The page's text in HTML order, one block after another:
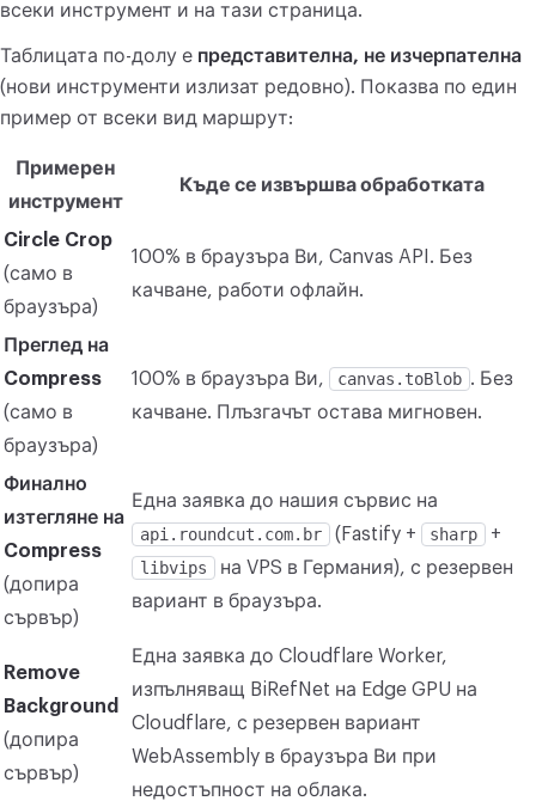
Преоразмеряване на изображение
Конвертиране
ДРУГИ
JPG в PDF
всеки инструмент и на тази страница.
Таблицата по-долу е представителна, не изчерпателна
(нови инструменти излизат редовно). Показва по един
пример от всеки вид маршрут:
Примерен
инструмент
Къде се извършва обработката
Circle Crop
(само в
браузъра)
100% в браузъра Ви, Canvas API. Без
качване, работи офлайн.
Преглед на
Compress
(само в
браузъра)
100% в браузъра Ви, canvas.toBlob . Без
качване. Плъзгачът остава мигновен.
Финално
изтегляне на
Compress
(допира
сървър)
Една заявка до нашия сървис на
api.roundcut.com.br
(Fastify + sharp
+
libvips
на VPS в Германия), с резервен
вариант в браузъра.
Remove
Background
(допира
сървър)
Една заявка до Cloudflare Worker,
изпълняващ BiRefNet на Edge GPU на
Cloudflare, с резервен вариант
WebAssembly в браузъра Ви при
недостъпност на облака.